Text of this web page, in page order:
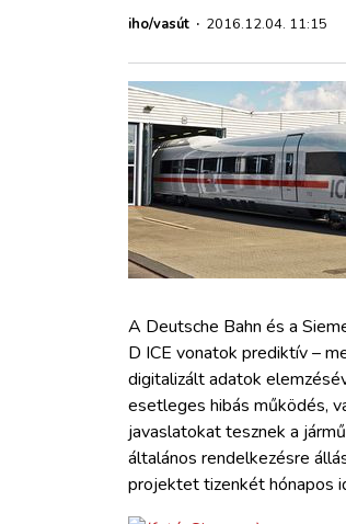
HAJÓZÁS
ARCHÍVUM
WEBSHOP
BELÉPÉS
REGISZTRÁCIÓ
iho/vasút · 2016.12.04. 11:15
A Deutsche Bahn és a
D ICE vonatok prediktív –
digitalizált adatok
esetleges hibás működés,
javaslatokat tesznek a
általános rendelkezésre
projektet tizenkét hónapos